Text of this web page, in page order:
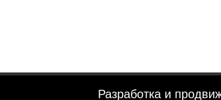
Разработка и